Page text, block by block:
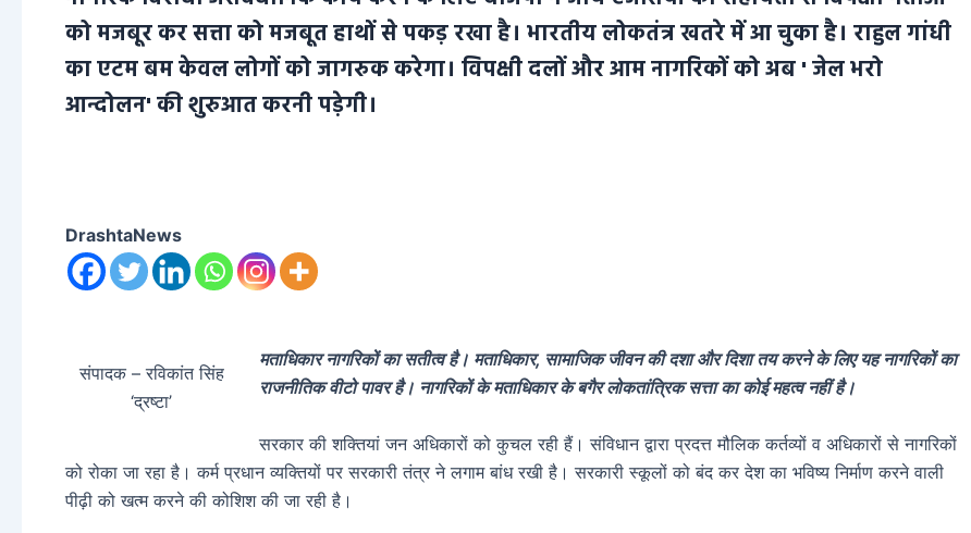
को मजबूर कर सत्ता को मजबूत हाथों से पकड़ रखा है। भारतीय लोकतंत्र खतरे में आ चुका है। राहुल गांधी
का एटम बम केवल लोगों को जागरुक करेगा। विपक्षी दलों और आम नागरिकों को अब ' जेल भरो
आन्दोलन' की शुरुआत करनी पड़ेगी।
DrashtaNews
संपादक – रविकांत सिंह
‘द्रष्टा’
मताधिकार नागरिकों का सतीत्व है। मताधिकार, सामाजिक जीवन की दशा और दिशा तय करने के लिए यह नागरिकों का
राजनीतिक वीटो पावर है। नागरिकों के मताधिकार के बगैर लोकतांत्रिक सत्ता का कोई महत्व नहीं है।
सरकार की शक्तियां जन अधिकारों को कुचल रही हैं। संविधान द्वारा प्रदत्त मौलिक कर्तव्यों व अधिकारों से नागरिकों
को रोका जा रहा है। कर्म प्रधान व्यक्तियों पर सरकारी तंत्र ने लगाम बांध रखी है। सरकारी स्कूलों को बंद कर देश का भविष्य निर्माण करने वाली
पीढ़ी को खत्म करने की कोशिश की जा रही है।